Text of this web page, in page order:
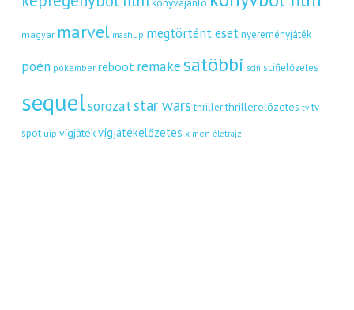
magyar marvel mashup megtörtént eset nyereményjáték
poén pókember reboot remakesatöbbi scifi scifielőzetes
sequelsorozatstar wars thriller thrillerelőzetes tv tv
spot uip vígjátékvígjátékelőzetes x men életrajz